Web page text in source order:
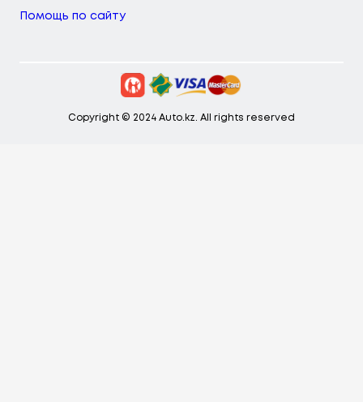
Помощь по сайту
Copyright © 2024 Auto.kz. All rights reserved